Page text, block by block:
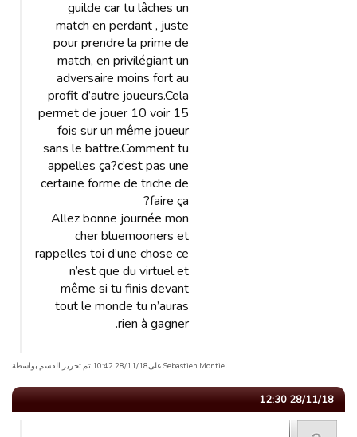
guilde car tu lâches un
match en perdant , juste
pour prendre la prime de
match, en privilégiant un
adversaire moins fort au
profit d’autre joueurs.Cela
permet de jouer 10 voir 15
fois sur un même joueur
sans le battre.Comment tu
appelles ça?c’est pas une
certaine forme de triche de
faire ça?
Allez bonne journée mon
cher bluemooners et
rappelles toi d’une chose ce
n’est que du virtuel et
même si tu finis devant
tout le monde tu n’auras
rien à gagner.
Sebastien Montiel علی28/11/18 10:42 تم تحریر القسم بواسطة
28/11/18 12:30